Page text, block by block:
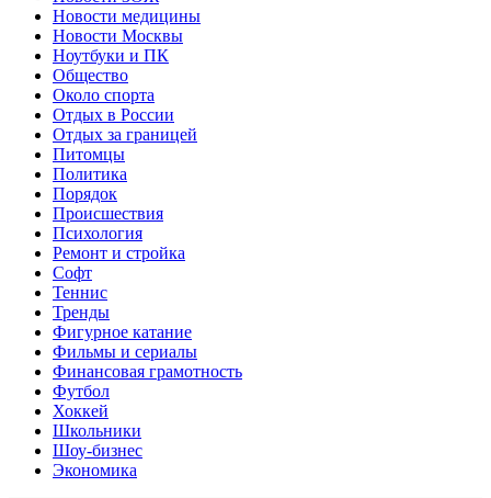
Новости медицины
Новости Москвы
Ноутбуки и ПК
Общество
Около спорта
Отдых в России
Отдых за границей
Питомцы
Политика
Порядок
Происшествия
Психология
Ремонт и стройка
Софт
Теннис
Тренды
Фигурное катание
Фильмы и сериалы
Финансовая грамотность
Футбол
Хоккей
Школьники
Шоу-бизнес
Экономика